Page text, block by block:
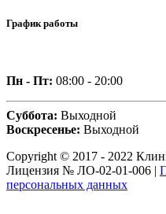
График работы
Пн - Пт: 08:00 - 20:00
Суббота: Выходной
Воскресенье: Выходной
Copyright © 2017 - 2022
Лицензия № ЛО-02-01-006 |
персональных данных